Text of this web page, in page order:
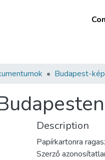
Budapest-
Description
Papírkartonra
Szerző